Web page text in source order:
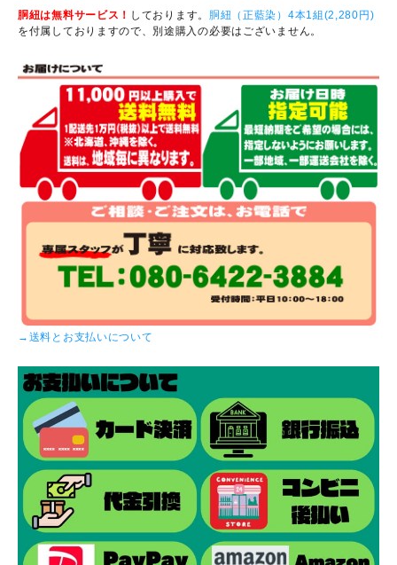
胴紐は無料サービス！ しております。 胴紐（正藍染）4本1組(2,280円)
を付属しておりますので、別途購入の必要はございません。
→送料とお支払いについて